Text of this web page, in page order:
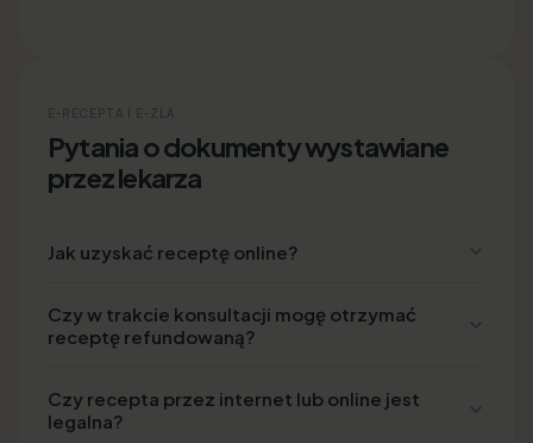
E-RECEPTA I E-ZLA
Pytania o dokumenty wystawiane
przez lekarza
Jak uzyskać receptę online?
Czy w trakcie konsultacji mogę otrzymać
receptę refundowaną?
Czy recepta przez internet lub online jest
legalna?